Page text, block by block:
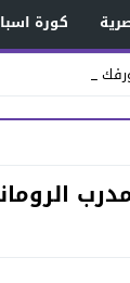
كورة